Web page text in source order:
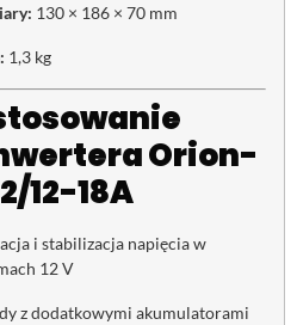
130 × 186 × 70 mm
1,3 kg
Orion-
12-18A
i stabilizacja napięcia w
12 V
z dodatkowymi akumulatorami